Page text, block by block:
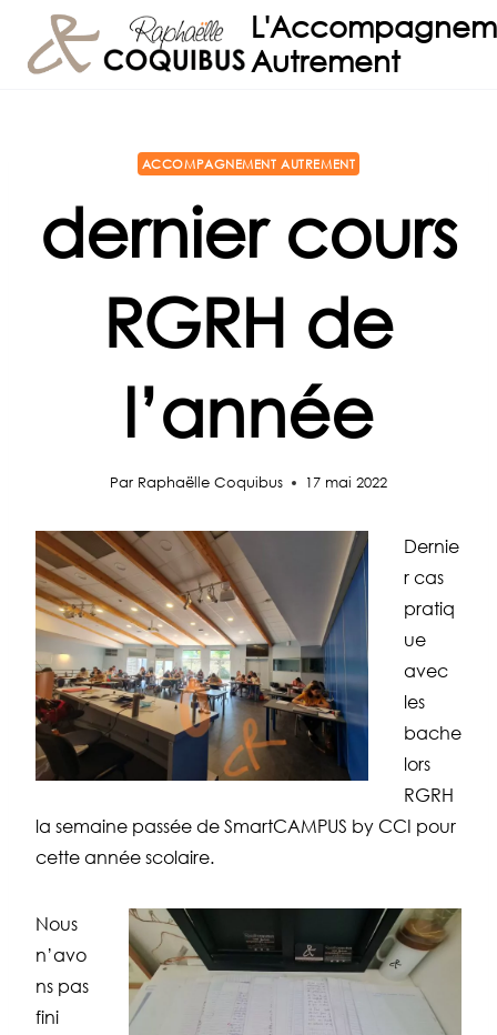
contenu
Autrement
ACCOMPAGNEMENT AUTREMENT
dernier cours
RGRH de
l’année
Par Raphaëlle Coquibus 17 mai 2022
Dernie
r cas
pratiq
ue
avec
les
bache
lors
RGRH
la semaine passée de SmartCAMPUS by CCI pour
cette année scolaire.
Nous
n’avo
ns pas
fini